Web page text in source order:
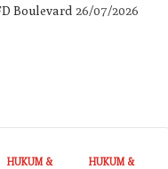
Boulevard 26/07/2026
HUKUM &
HUKUM &